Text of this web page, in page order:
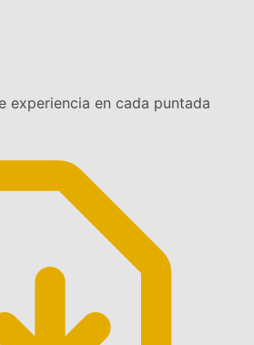
experiencia en cada puntada